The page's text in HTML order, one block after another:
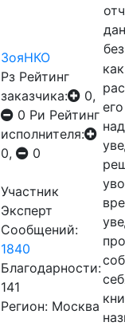
ЗояНКО
Рз Рейтинг
заказчика:
0,
0 Ри Рейтинг
исполнителя:
0,
0
Участник
Эксперт
Сообщений:
1840
Благодарности:
141
Регион: Москва